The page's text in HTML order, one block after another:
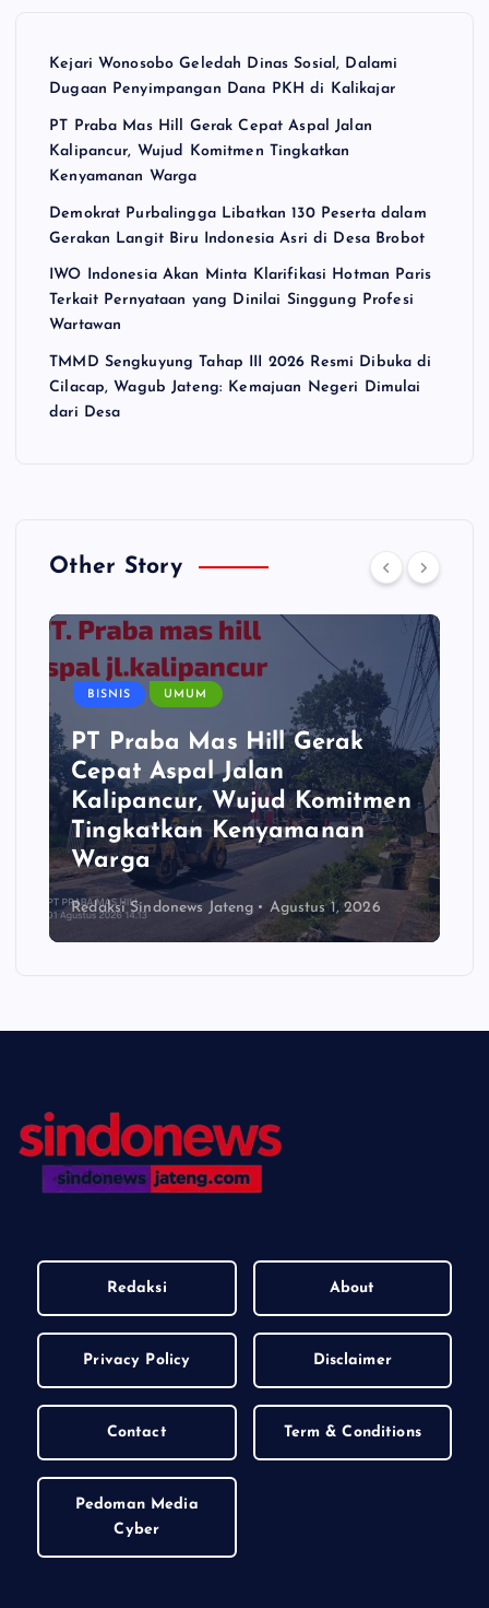
Kejari Wonosobo Geledah Dinas Sosial, Dalami
Dugaan Penyimpangan Dana PKH di Kalikajar
PT Praba Mas Hill Gerak Cepat Aspal Jalan
Kalipancur, Wujud Komitmen Tingkatkan
Kenyamanan Warga
Demokrat Purbalingga Libatkan 130 Peserta dalam
Gerakan Langit Biru Indonesia Asri di Desa Brobot
IWO Indonesia Akan Minta Klarifikasi Hotman Paris
Terkait Pernyataan yang Dinilai Singgung Profesi
Wartawan
TMMD Sengkuyung Tahap III 2026 Resmi Dibuka di
Cilacap, Wagub Jateng: Kemajuan Negeri Dimulai
dari Desa
Other Story
BISNIS UMUM
PT Praba Mas Hill Gerak
Cepat Aspal Jalan
Kalipancur, Wujud Komitmen
Tingkatkan Kenyamanan
Warga
Redaksi Sindonews Jateng Agustus 1, 2026
Redaksi About
Privacy Policy Disclaimer
Contact Term & Conditions
Pedoman Media
Cyber